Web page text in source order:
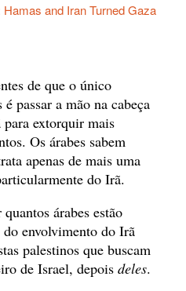
Hamas and Iran Turned Gaza
de que o único
passar a mão na cabeça
para extorquir mais
Os árabes sabem
apenas de mais uma
do Irã.
árabes estão
envolvimento do Irã
palestinos que buscam
de Israel, depois deles.